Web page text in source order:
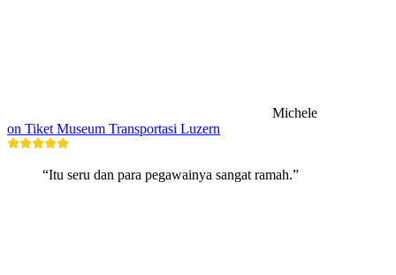
Michele
on Tiket Museum Transportasi Luzern
“Itu seru dan para pegawainya sangat ramah.”